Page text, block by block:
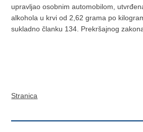
upravljao osobnim automobilom,
alkohola u krvi od 2,62 grama po
sukladno članku 134. Prekršajnog
Stranica